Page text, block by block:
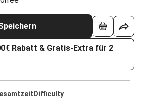
Rabatt & Gratis-Extra für 2
Difficulty